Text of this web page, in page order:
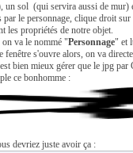
un sol (qui servira aussi de
le personnage, clique droit
les propriétés de notre objet.
va le nommé "Personnage" et
fenêtre s'ouvre alors, on va
bien mieux gérer que le jpg
ce bonhomme :
devriez juste avoir ça :